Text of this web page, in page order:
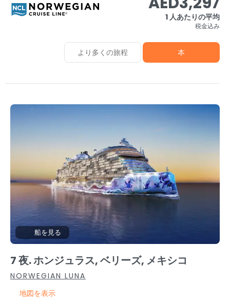
1 人あたりの平均
税金込み
より多くの旅程 本
船を見る
7 夜. ホンジュラス, ベリーズ, メキシコ
NORWEGIAN LUNA
地図を表示